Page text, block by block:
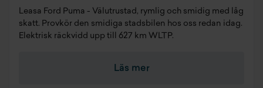
Leasa Ford Puma - Välutrustad, rymlig och smidig med låg
skatt. Provkör den smidiga stadsbilen hos oss redan idag.
Elektrisk räckvidd upp till 627 km WLTP.
Läs mer